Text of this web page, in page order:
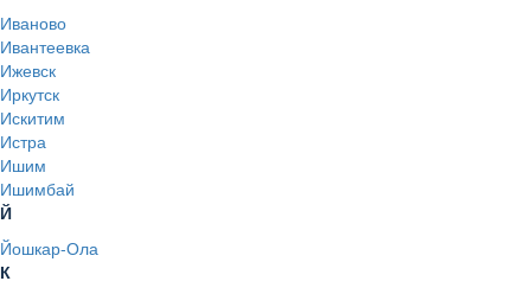
Иваново
Ивантеевка
Ижевск
Иркутск
Искитим
Истра
Ишим
Ишимбай
Й
Йошкар-Ола
К